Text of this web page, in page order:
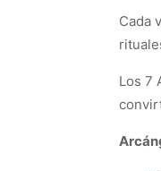
Cada
Los 7